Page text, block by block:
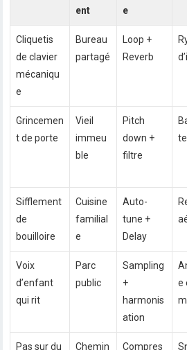
ent
e
Cliquetis
de clavier
mécaniqu
e
Bureau
partagé
Loop +
Reverb
Grincemen
t de porte
Vieil
immeu
ble
Pitch
down +
filtre
Sifflement
de
bouilloire
Cuisine
familial
e
Auto-
tune +
Delay
Voix
d’enfant
qui rit
Parc
public
Sampling
+
harmonis
ation
e
Pas sur du Chemin Compres